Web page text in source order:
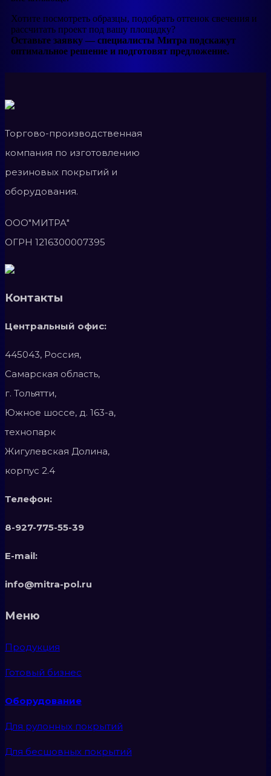
Хотите посмотреть образцы, подобрать оттенок свечения и
рассчитать проект под вашу площадку?
Оставьте заявку — специалисты Митра подскажут
оптимальное решение и подготовят предложение.
Торгово-производственная
компания по изготовлению
резиновых покрытий и
оборудования.
ООО"МИТРА"
ОГРН 1216300007395
Контакты
Центральный офис:
445043, Россия,
Самарская область,
г. Тольятти,
Южное шоссе, д. 163-а,
технопарк
Жигулевская Долина,
корпус 2.4
Телефон:
8-927-775-55-39
E-mail:
info@mitra-pol.ru
Меню
Продукция
Готовый бизнес
Оборудование
Для рулонных покрытий
Для бесшовных покрытий